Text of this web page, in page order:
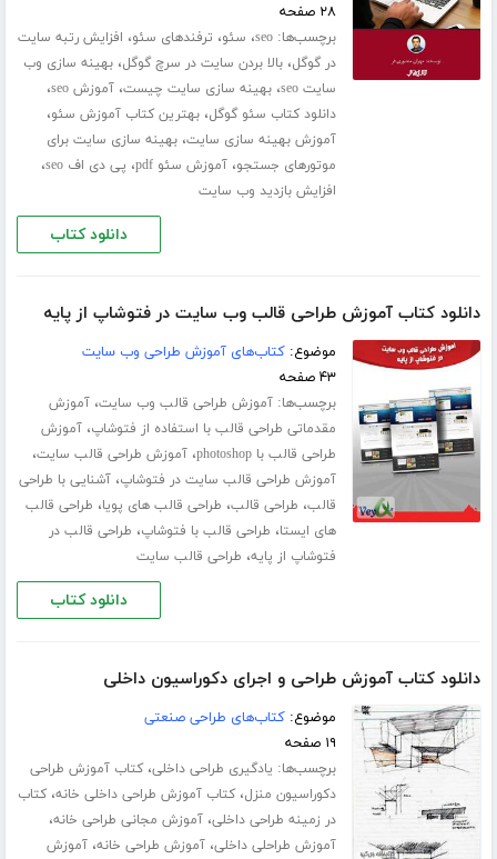
۲۸ صفحه
برچسب‌ها:seo، سئو، ترفندهای سئو، افزایش رتبه سایت
در گوگل،بالا بردن سایت در سرچ گوگل،بهینه سازی وب
سایت seo
،بهینه سازی سایت چیست،آموزش seo ،
دانلود کتاب سئو گوگل،بهترین کتاب آموزش سئو،
آموزش بهینه سازی سایت،بهینه سازی سایت برای
موتورهای جستجو،آموزش سئو pdf ، پی دی اف seo ،
افزایش بازدید وب سایت
دانلود کتاب
دانلود کتاب آموزش طراحی قالب وب سایت در فتوشاپ از پایه
موضوع:کتاب‌های آموزش طراحی وب سایت
۴۳ صفحه
برچسب‌ها:آموزش طراحی قالب وب سایت،آموزش
مقدماتی طراحی قالب با استفاده از فتوشاپ،آموزش
طراحی قالب با photoshop
،آموزش طراحی قالب سایت،
آموزش طراحی قالب سایت در فتوشاپ،آشنایی با طراحی
قالب، طراحی قالب، طراحی قالب های پویا، طراحی قالب
های ایستا، طراحی قالب با فتوشاپ، طراحی قالب در
فتوشاپ از پایه، طراحی قالب سایت
دانلود کتاب
دانلود کتاب آموزش طراحی و اجرای دکوراسیون داخلی
موضوع:کتاب‌های طراحی صنعتی
۱۹ صفحه
برچسب‌ها: یادگیری طراحی داخلی،کتاب آموزش طراحی
دکوراسیون منزل،کتاب آموزش طراحی داخلی خانه،کتاب
در زمینه طراحی داخلی،آموزش مجانی طراحی خانه،
آموزش طراحلی داخلی،آموزش طراحی خانه،آموزش